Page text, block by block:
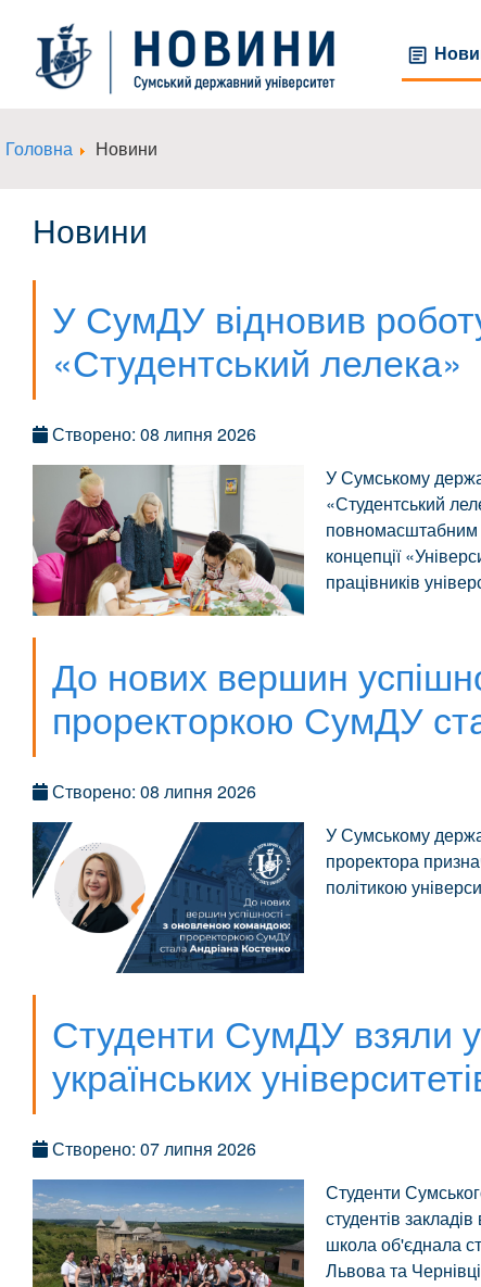
Головна Новини
Новини
У СумДУ відновив
«Студентський лелека»
Створено: 08 липня 2026
У Сумському
«Студентський
повномасштабним
концепції
працівників
До нових вершин
проректоркою СумДУ
Створено: 08 липня 2026
У Сумському
проректора
політикою
Студенти СумДУ взяли
українських
Створено: 07 липня 2026
Студенти
студентів
школа об'єднала
Львова та